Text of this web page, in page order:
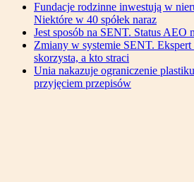
Fundacje rodzinne inwestują w
Niektóre w 40 spółek naraz
Jest sposób na SENT. Status AEO
Zmiany w systemie SENT.
skorzysta, a kto straci
Unia nakazuje ograniczenie
przyjęciem przepisów